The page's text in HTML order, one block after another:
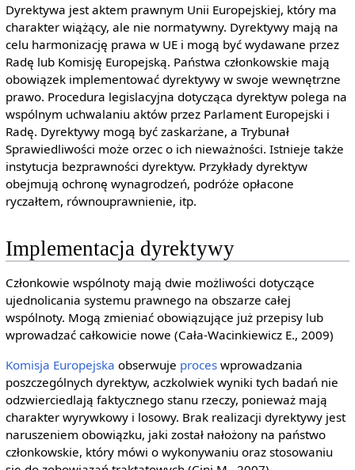
Dyrektywa jest aktem prawnym Unii Europejskiej, który ma
charakter wiążący, ale nie normatywny. Dyrektywy mają na
celu harmonizację prawa w UE i mogą być wydawane przez
Radę lub Komisję Europejską. Państwa członkowskie mają
obowiązek implementować dyrektywy w swoje wewnętrzne
prawo. Procedura legislacyjna dotycząca dyrektyw polega na
wspólnym uchwalaniu aktów przez Parlament Europejski i
Radę. Dyrektywy mogą być zaskarżane, a Trybunał
Sprawiedliwości może orzec o ich nieważności. Istnieje także
instytucja bezprawności dyrektyw. Przykłady dyrektyw
obejmują ochronę wynagrodzeń, podróże opłacone
ryczałtem, równouprawnienie, itp.
Implementacja dyrektywy
Członkowie wspólnoty mają dwie możliwości dotyczące
ujednolicania systemu prawnego na obszarze całej
wspólnoty. Mogą zmieniać obowiązujące już przepisy lub
wprowadzać całkowicie nowe (Cała-Wacinkiewicz E., 2009)
Komisja Europejska obserwuje proceswprowadzania
poszczególnych dyrektyw, aczkolwiek wyniki tych badań nie
odzwierciedlają faktycznego stanu rzeczy, ponieważ mają
charakter wyrywkowy i losowy. Brak realizacji dyrektywy jest
naruszeniem obowiązku, jaki został nałożony na państwo
członkowskie, który mówi o wykonywaniu oraz stosowaniu